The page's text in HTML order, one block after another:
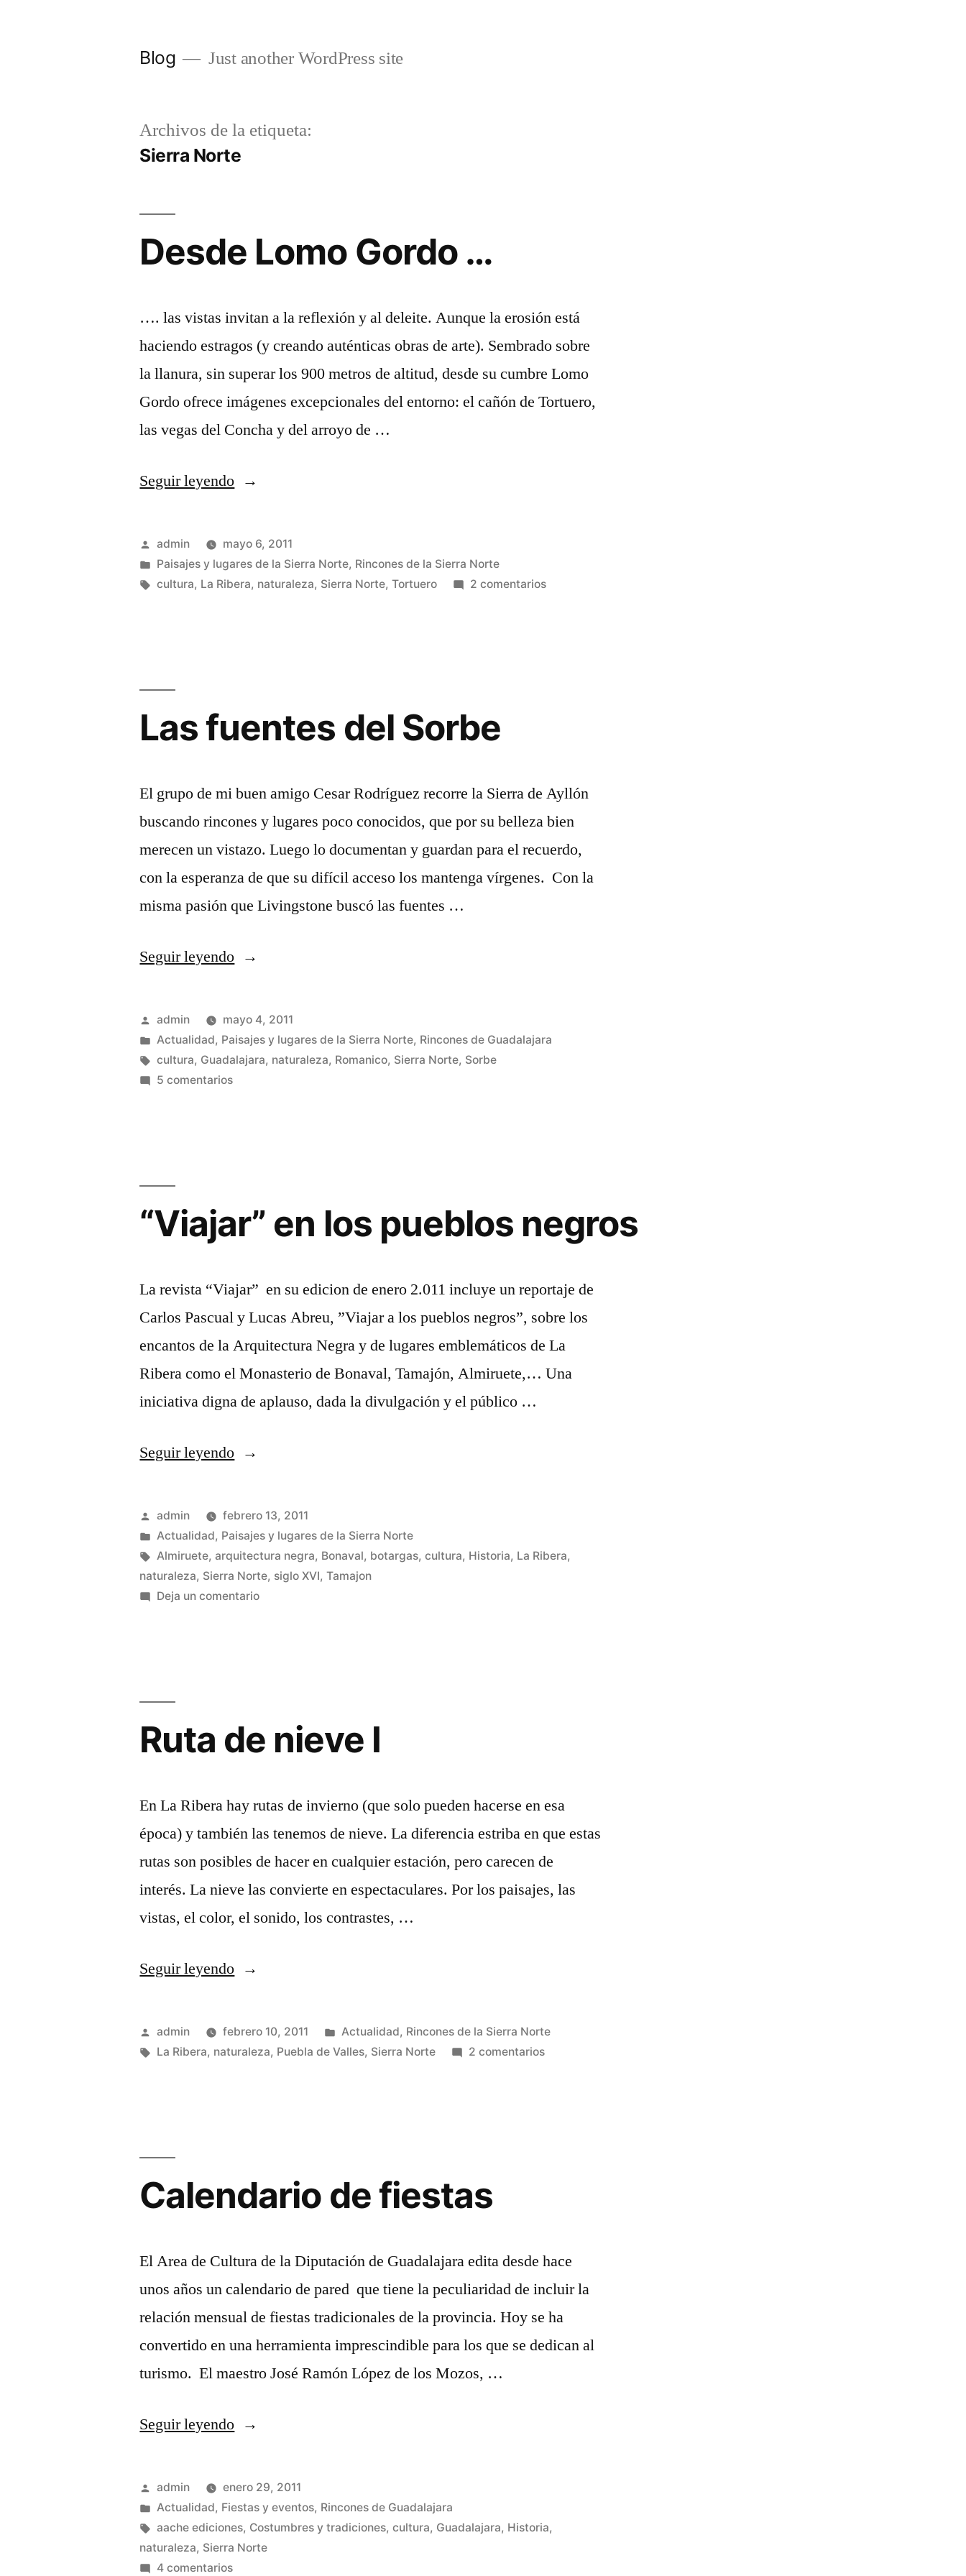
Blog Just another WordPress site
Archivos de la etiqueta:
Sierra Norte
Desde Lomo Gordo …
…. las vistas invitan a la reflexión y al deleite. Aunque la erosión está
haciendo estragos (y creando auténticas obras de arte). Sembrado sobre
la llanura, sin superar los 900 metros de altitud, desde su cumbre Lomo
Gordo ofrece imágenes excepcionales del entorno: el cañón de Tortuero,
las vegas del Concha y del arroyo de …
Seguir leyendo«Desde
Gordo
…»
Publicado
por
admin
mayo 6, 2011
Publicado
en
Paisajes y lugares de la Sierra Norte, Rincones de la Sierra Norte
Etiquetas:
cultura, La Ribera, naturaleza, Sierra Norte,Tortuero 2 comentariosen
Las fuentes del Sorbe
El grupo de mi buen amigo Cesar Rodríguez recorre la Sierra de Ayllón
buscando rincones y lugares poco conocidos, que por su belleza bien
merecen un vistazo. Luego lo documentan y guardan para el recuerdo,
con la esperanza de que su difícil acceso los mantenga vírgenes. Con la
misma pasión que Livingstone buscó las fuentes …
Seguir leyendo«Las
del
Sorbe»
Publicado
por
admin
mayo 4, 2011
Publicado
en
Actualidad, Paisajes y lugares de la Sierra Norte, Rincones de Guadalajara
Etiquetas:
cultura, Guadalajara, naturaleza, Romanico, Sierra Norte, Sorbe
5 comentariosen
“Viajar” en los pueblos negros
La revista “Viajar” en su edicion de enero 2.011 incluye un reportaje de
Carlos Pascual y Lucas Abreu, ”Viajar a los pueblos negros”, sobre los
encantos de la Arquitectura Negra y de lugares emblemáticos de La
Ribera como el Monasterio de Bonaval, Tamajón, Almiruete,… Una
iniciativa digna de aplauso, dada la divulgación y el público …
Seguir leyendo«“Viajar”
los
pueblos
negros»
Publicado
por
admin
febrero 13, 2011
Publicado
en
Actualidad, Paisajes y lugares de la Sierra Norte
Etiquetas:
Almiruete,arquitectura negra, Bonaval, botargas,cultura, Historia, La Ribera,
naturaleza, Sierra Norte, siglo XVI,Tamajon
Deja un comentarioen
Ruta de nieve I
En La Ribera hay rutas de invierno (que solo pueden hacerse en esa
época) y también las tenemos de nieve. La diferencia estriba en que estas
rutas son posibles de hacer en cualquier estación, pero carecen de
interés. La nieve las convierte en espectaculares. Por los paisajes, las
vistas, el color, el sonido, los contrastes, …
Seguir leyendo«Ruta
nieve
I»
Publicado
por
admin febrero 10, 2011
Publicado
en
Actualidad, Rincones de la Sierra Norte
Etiquetas:
La Ribera, naturaleza, Puebla de Valles, Sierra Norte 2 comentariosen
Calendario de fiestas
El Area de Cultura de la Diputación de Guadalajara edita desde hace
unos años un calendario de pared que tiene la peculiaridad de incluir la
relación mensual de fiestas tradicionales de la provincia. Hoy se ha
convertido en una herramienta imprescindible para los que se dedican al
turismo. El maestro José Ramón López de los Mozos, …
Seguir leyendo«Calendario
fiestas»
Publicado
por
admin
enero 29, 2011
Publicado
en
Actualidad, Fiestas y eventos, Rincones de Guadalajara
Etiquetas:
aache ediciones, Costumbres y tradiciones,cultura, Guadalajara, Historia,
naturaleza, Sierra Norte
4 comentariosen